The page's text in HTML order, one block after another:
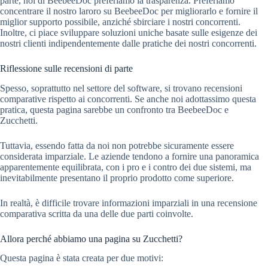
concentrare il nostro laroro su BeebeeDoc per migliorarlo e fornire il
miglior supporto possibile, anziché sbirciare i nostri concorrenti.
Inoltre, ci piace sviluppare soluzioni uniche basate sulle esigenze dei
nostri clienti indipendentemente dalle pratiche dei nostri concorrenti.
Riflessione sulle recensioni di parte
Spesso, soprattutto nel settore del software, si trovano recensioni
comparative rispetto ai concorrenti. Se anche noi adottassimo questa
pratica, questa pagina sarebbe un confronto tra BeebeeDoc e
Zucchetti.
Tuttavia, essendo fatta da noi non potrebbe sicuramente essere
considerata imparziale. Le aziende tendono a fornire una panoramica
apparentemente equilibrata, con i pro e i contro dei due sistemi, ma
inevitabilmente presentano il proprio prodotto come superiore.
In realtà, è difficile trovare informazioni imparziali in una recensione
comparativa scritta da una delle due parti coinvolte.
Allora perché abbiamo una pagina su Zucchetti?
Questa pagina è stata creata per due motivi: